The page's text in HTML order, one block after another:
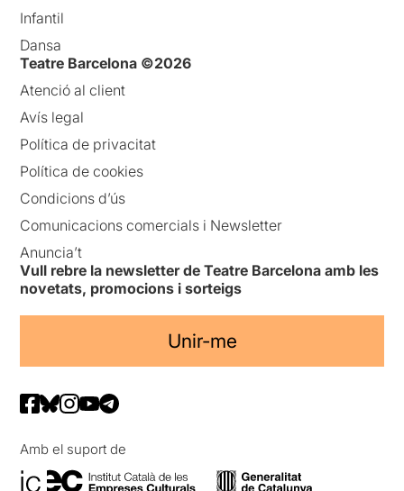
Infantil
Dansa
Teatre Barcelona ©2026
Atenció al client
Avís legal
Política de privacitat
Política de cookies
Condicions d’ús
Comunicacions comercials i Newsletter
Anuncia’t
Vull rebre la newsletter de Teatre Barcelona amb les
novetats, promocions i sorteigs
Unir-me
Amb el suport de